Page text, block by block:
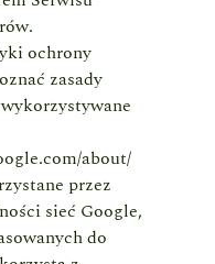
ochrony
zasady
about/
przez
sieć Google,
do